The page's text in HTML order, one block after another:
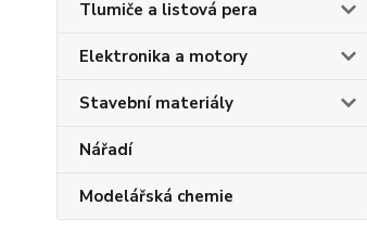
Tlumiče a listová pera
Elektronika a motory
Stavební materiály
Nářadí
Modelářská chemie